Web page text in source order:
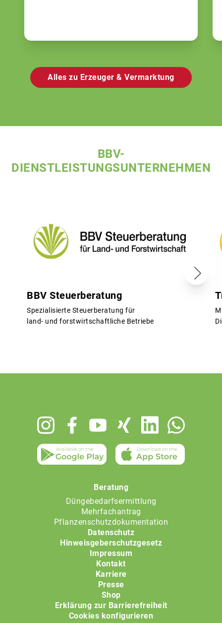
Alles zu Erzeuger & Vermarktung
BBV-
DIENSTLEISTUNGSUNTERNEHMEN
BBV Steuerberatung
Spezialisierte Steuerberatung für
land- und forstwirtschaftliche Betriebe
Beratung
Düngebedarfsermittlung
Mehrfachantrag
Pflanzenschutzdokumentation
Datenschutz
Hinweisgeberschutzgesetz
Impressum
Kontakt
Karriere
Presse
Shop
Erklärung zur Barrierefreiheit
Cookies konfigurieren